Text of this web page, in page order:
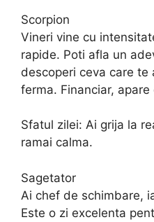
Scorpion
Vineri vine cu
rapide. Poti afla un
descoperi ceva care te
ferma. Financiar,
Sfatul zilei: Ai grija la
ramai calma.
Sagetator
Ai chef de schimbare,
Este o zi excelenta